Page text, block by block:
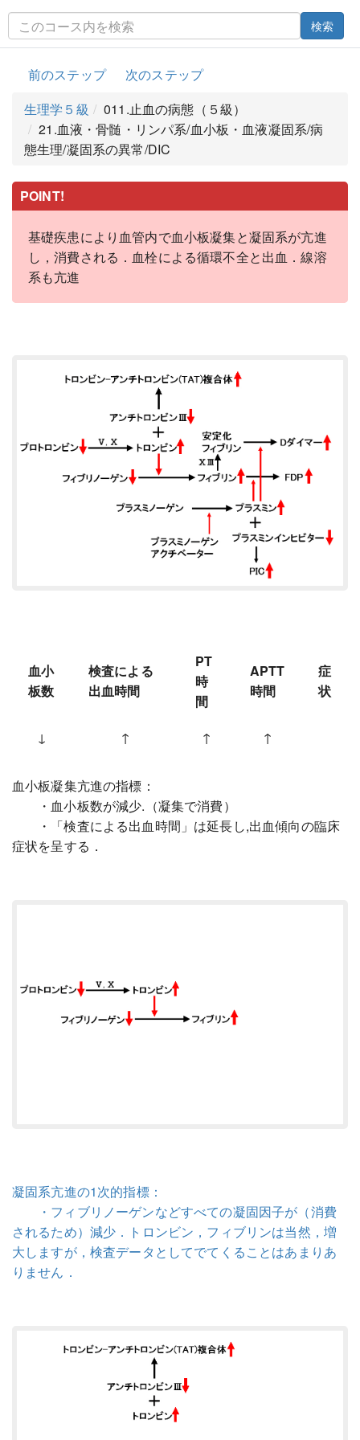
検索
前のステップ
次のステップ
生理学５級
011.止血の病態（５級）
21.血液・骨髄・リンパ系/血小板・血液凝固系/病
態生理/凝固系の異常/DIC
POINT!
基礎疾患により血管内で血小板凝集と凝固系が亢進
し，消費される．血栓による循環不全と出血．線溶
系も亢進
血小
板数
検査による
出血時間
PT
時
間
APTT
時間
症
状
↓ ↑ ↑ ↑
血小板凝集亢進の指標：
・血小板数が減少.（凝集で消費）
・「検査による出血時間」は延長し,出血傾向の臨床
症状を呈する．
凝固系亢進の1次的指標：
・フィブリノーゲンなどすべての凝固因子が（消費
されるため）減少．トロンビン，フィブリンは当然，増
大しますが，検査データとしてでてくることはあまりあ
りません．